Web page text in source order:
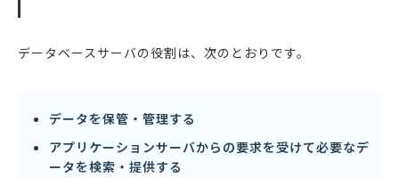
データベースサーバの役割は、次のとおりです。
データを保管・管理する
アプリケーションサーバからの要求を受けて必要なデ
ータを検索・提供する